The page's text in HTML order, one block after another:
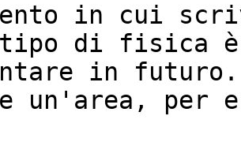
in cui
tipo di fisica è
in
un'area, per